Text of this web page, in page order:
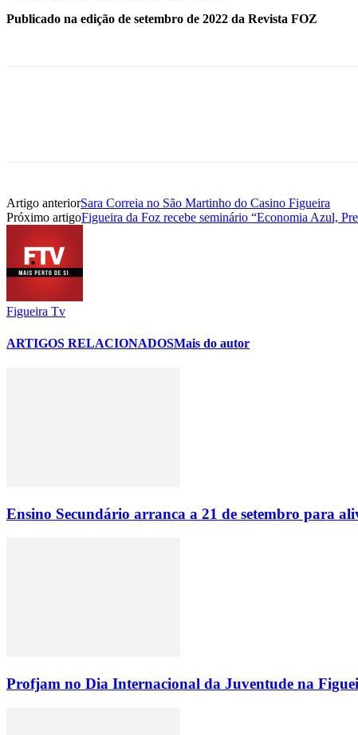
Publicado na edição de setembro de 2022 da Revista FOZ
Artigo anteriorSara Correia no São Martinho do Casino Figueira
Próximo artigoFigueira da Foz recebe seminário “Economia Azul,
Figueira Tv
ARTIGOS RELACIONADOSMais do autor
Ensino Secundário arranca a 21 de setembro para
Profjam no Dia Internacional da Juventude na